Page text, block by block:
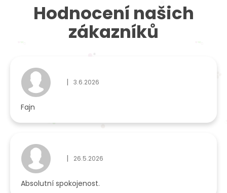
Hodnocení našich
zákazníků
Hodnocení obchodu je 5 z 5 hvězdiček.
| 3.6.2026
Fajn
Hodnocení obchodu je 5 z 5 hvězdiček.
| 26.5.2026
Absolutní spokojenost.